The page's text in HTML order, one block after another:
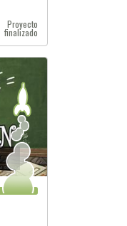
Proyecto
finalizado